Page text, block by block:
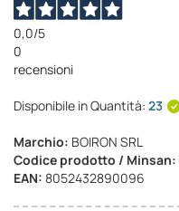
0,0/5
0
recensioni
Disponibile in Quantità: 23
Marchio: BOIRON SRL
Codice prodotto / Minsan:
EAN: 8052432890096
immagini